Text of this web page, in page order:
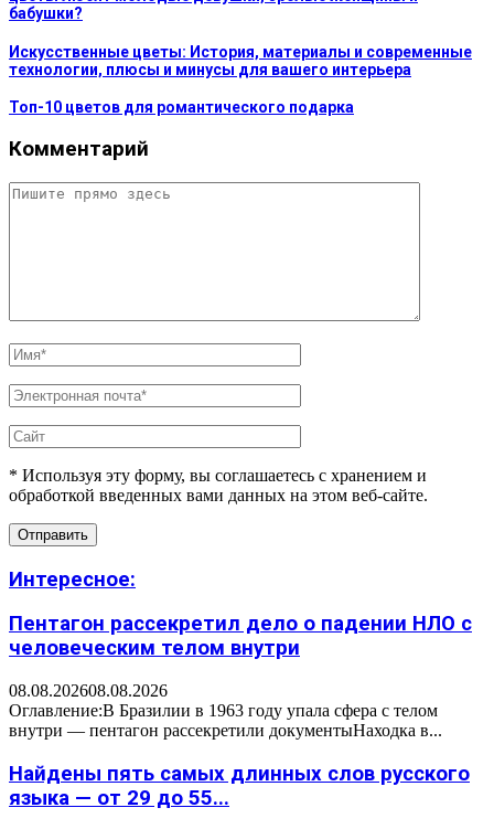
бабушки?
Искусственные цветы: История, материалы и современные
технологии, плюсы и минусы для вашего интерьера
Топ-10 цветов для романтического подарка
Комментарий
* Используя эту форму, вы соглашаетесь с хранением и
обработкой введенных вами данных на этом веб-сайте.
Интересное:
Пентагон рассекретил дело о падении НЛО с
человеческим телом внутри
08.08.202608.08.2026
Оглавление:В Бразилии в 1963 году упала сфера с телом
внутри — пентагон рассекретили документыНаходка в...
Найдены пять самых длинных слов русского
языка — от 29 до 55...